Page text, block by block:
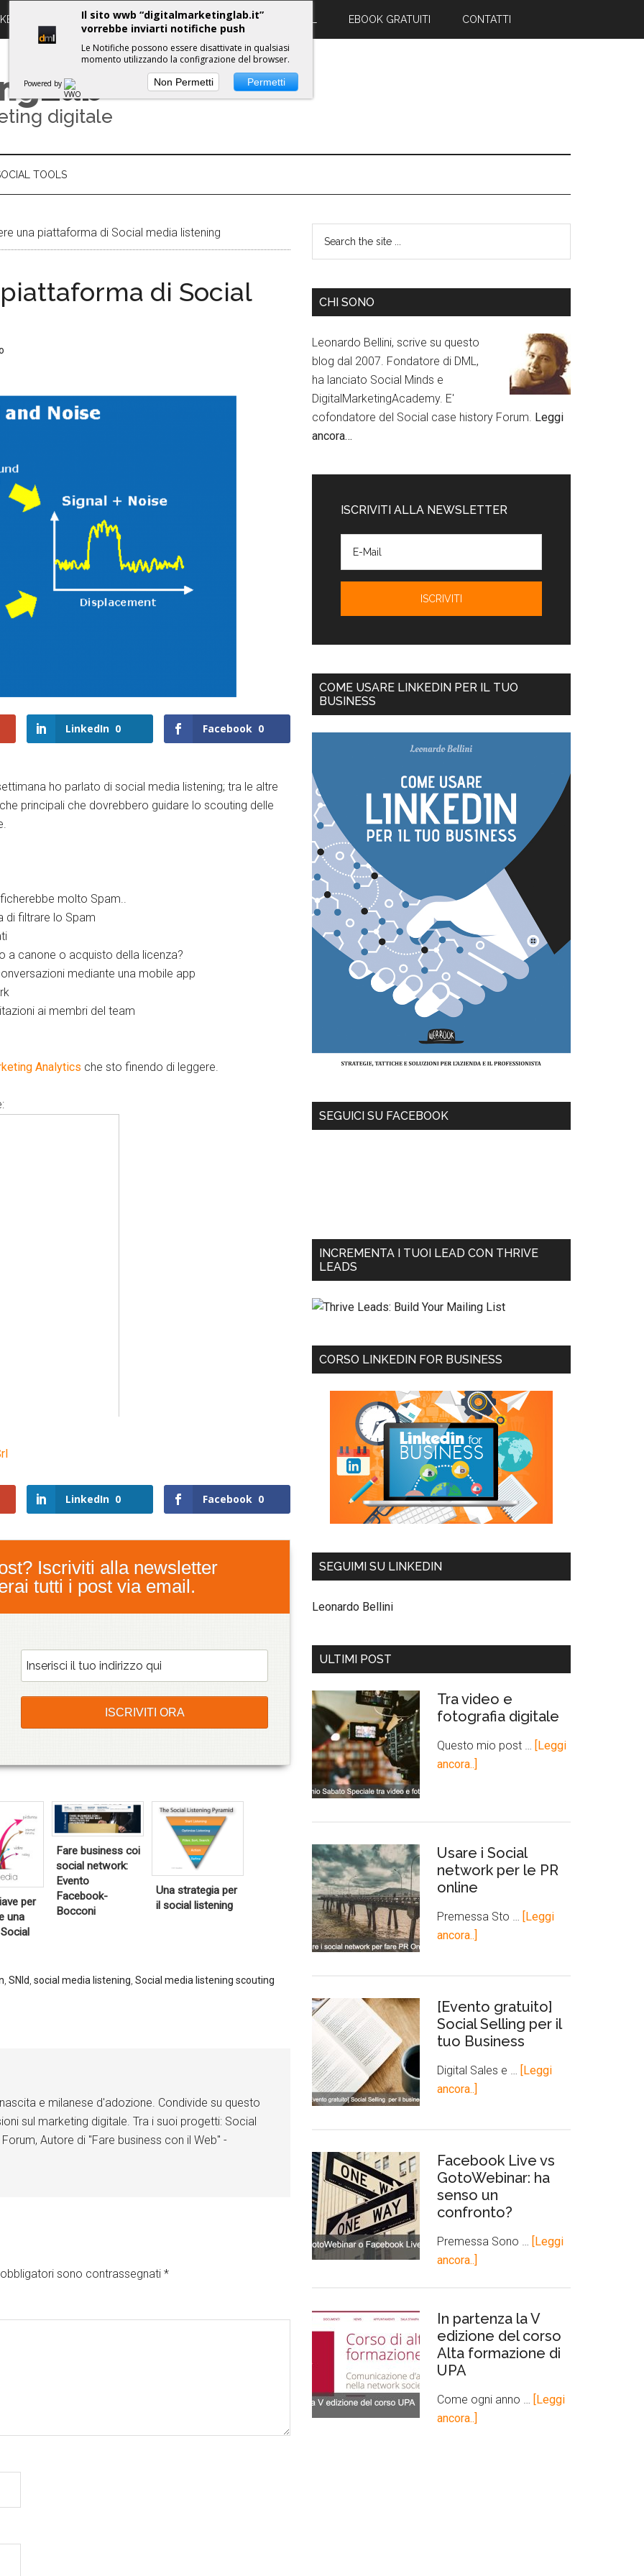
DIGITALE PROPULSE WORKSHOPS EBOOK GRATUITI CONTATTI
Lab
digitale
TOOLS
una piattaforma di Social media listening
di Social
LinkedIn 0 Facebook 0
ho parlato di social media listening; tra le altre
principali che dovrebbero guidare lo scouting delle
molto Spam..
di filtrare lo Spam
a canone o acquisto della licenza?
mediante una mobile app
ai membri del team
Analytics che sto finendo di leggere.
LinkedIn 0 Facebook 0
Iscriviti alla newsletter
tutti i post via email.
per
una
T
wi
tt
er
og
le
+
In
Fare business coi
social network:
Evento
Facebook-
Bocconi
T
wi
tt
er
Go
og
le
In
Una strategia per
il social listening
SNId social media listening Social media listening scouting
e milanese d'adozione. Condivide su questo
sul marketing digitale. Tra i suoi progetti: Social
Autore di "Fare business con il Web" -
sono contrassegnati *
CHI SONO
Leonardo Bellini, scrive su questo
blog dal 2007. Fondatore di DML,
ha lanciato Social Minds e
DigitalMarketingAcademy. E'
cofondatore del Social case history Forum. Leggi
ancora…
ISCRIVITI ALLA NEWSLETTER
COME USARE LINKEDIN PER IL TUO
BUSINESS
SEGUICI SU FACEBOOK
INCREMENTA I TUOI LEAD CON THRIVE
LEADS
CORSO LINKEDIN FOR BUSINESS
SEGUIMI SU LINKEDIN
Leonardo Bellini
ULTIMI POST
Tra video e
fotografia digitale
Questo mio post …
[Leggi
ancora..]
Usare i Social
network per le PR
online
Premessa Sto …
[Leggi
ancora..]
[Evento gratuito]
Social Selling per il
tuo Business
Digital Sales e …
[Leggi
ancora..]
Facebook Live vs
GotoWebinar: ha
senso un
confronto?
Premessa Sono …
[Leggi
ancora..]
In partenza la V
edizione del corso
Alta formazione di
UPA
Come ogni anno …
[Leggi
ancora..]
Il sito wwb “digitalmarketinglab.it”
vorrebbe inviarti notifiche push
Le Notifiche possono essere disattivate in qualsiasi
momento utilizzando la configrazione del browser.
Powered by Non Permetti Permetti